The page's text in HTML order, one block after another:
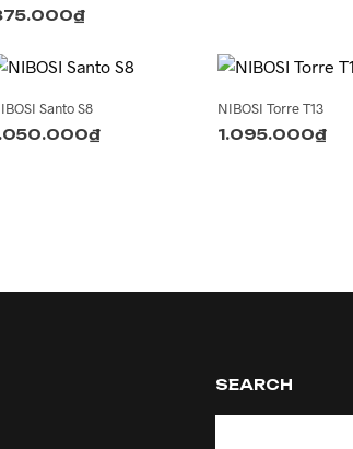
₫
Santo S8
₫
NIBOSI Torre T13
1.095.000₫
SEARCH